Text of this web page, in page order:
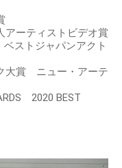
ーティストビデオ賞
ストジャパンアクト
大賞 ニュー・アーテ
2020 BEST